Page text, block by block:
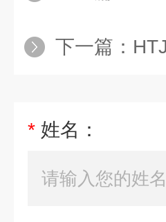
下一篇：
* 姓名：